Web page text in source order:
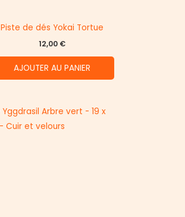
Piste de dés Yokai Tortue
12,00 €
AJOUTER AU PANIER